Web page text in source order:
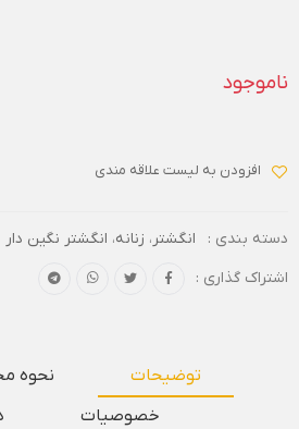
ناموجود
افزودن به لیست علاقه مندی
دسته بندی : انگشتر ، زنانه، انگشتر نگین دار
اشتراک گذاری :
توضیحات
نحوه
خصوصیات